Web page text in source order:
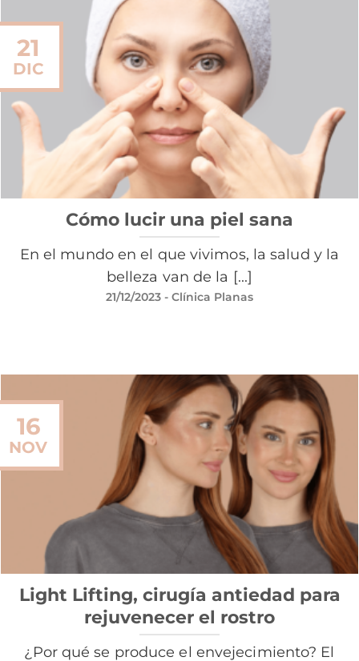
Cómo lucir una piel sana
En el mundo en el que vivimos, la salud y la
belleza van de la [...]
21/12/2023 - Clínica Planas
21
DIC
Light Lifting, cirugía antiedad para
rejuvenecer el rostro
¿Por qué se produce el envejecimiento? El
16
NOV